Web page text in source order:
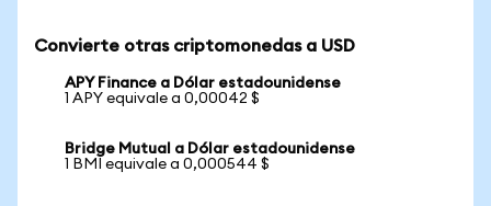
Convierte otras criptomonedas a USD
APY Finance a Dólar estadounidense
1 APY equivale a 0,00042 $
Bridge Mutual a Dólar estadounidense
1 BMI equivale a 0,000544 $